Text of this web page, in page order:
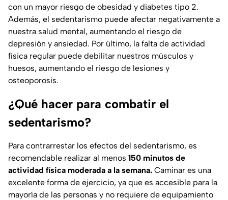
con un mayor riesgo de obesidad y diabetes tipo 2.
Además, el sedentarismo puede afectar negativamente a
nuestra salud mental, aumentando el riesgo de
depresión y ansiedad. Por último, la falta de actividad
física regular puede debilitar nuestros músculos y
huesos, aumentando el riesgo de lesiones y
osteoporosis.
¿Qué hacer para combatir el
sedentarismo?
Para contrarrestar los efectos del sedentarismo, es
recomendable realizar al menos 150 minutos de
actividad física moderada a la semana. Caminar es una
excelente forma de ejercicio, ya que es accesible para la
mayoría de las personas y no requiere de equipamiento